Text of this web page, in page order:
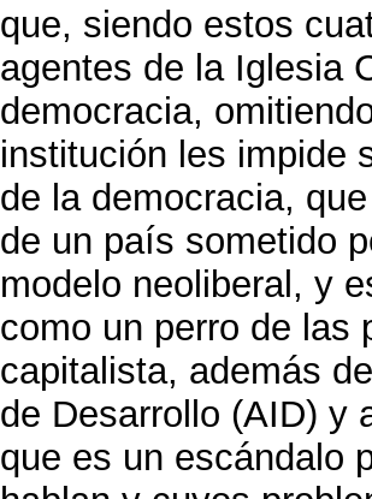
que, siendo estos
agentes de la Iglesia
democracia,
institución les impide
de la democracia,
de un país sometido
modelo neoliberal, y
como un perro de las
capitalista, además
de Desarrollo (AID) y
que es un escándalo